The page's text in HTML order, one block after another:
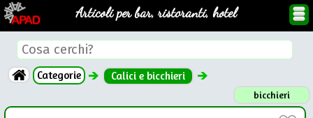
Articoli per bar, ristoranti, hotel
Categorie Calici e bicchieri
bicchieri